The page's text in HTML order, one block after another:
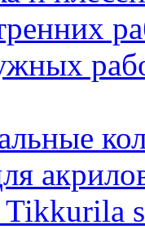
Tikkurila